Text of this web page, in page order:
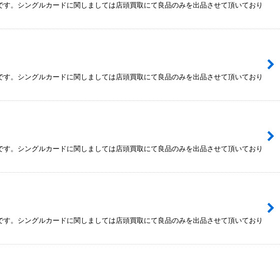
。シングルカードに関しましては店頭買取にて良品のみを出品させて頂いており
。シングルカードに関しましては店頭買取にて良品のみを出品させて頂いており
。シングルカードに関しましては店頭買取にて良品のみを出品させて頂いており
。シングルカードに関しましては店頭買取にて良品のみを出品させて頂いており